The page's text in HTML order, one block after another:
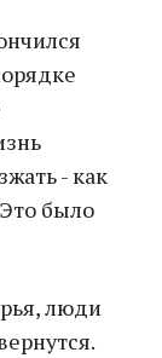
- как
было
люди